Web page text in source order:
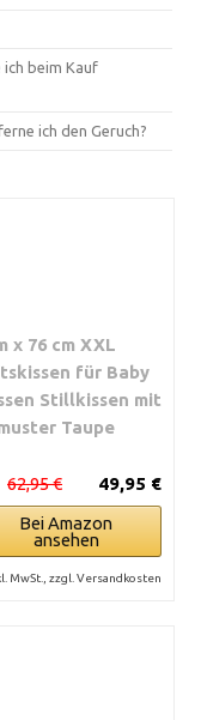
ich beim Kauf
ich den Geruch?
x 76 cm XXL
für Baby
Stillkissen mit
Taupe
49,95 €
62,95 €
Bei Amazon
ansehen
MwSt., zzgl. Versandkosten